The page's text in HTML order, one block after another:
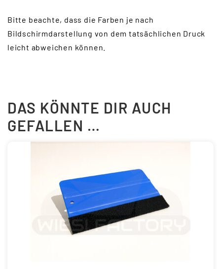
Bitte beachte, dass die Farben je nach
Bildschirmdarstellung von dem tatsächlichen Druck
leicht abweichen können.
DAS KÖNNTE DIR AUCH
GEFALLEN …